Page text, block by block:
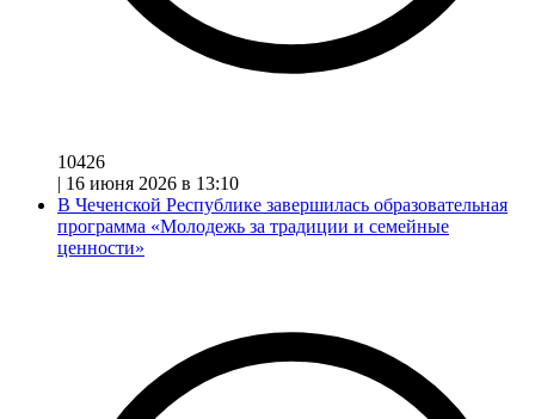
10426
| 16 июня 2026 в 13:10
В Чеченской Республике завершилась образовательная
программа «Молодежь за традиции и семейные
ценности»